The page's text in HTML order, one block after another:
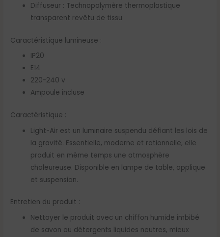
Diffuseur : Technopolymère thermoplastique
transparent revêtu de tissu
Caractéristique lumineuse :
IP20
E14
220-240 v
Ampoule incluse
Caractéristique :
Light-Air est un luminaire suspendu défiant les lois de
la gravité. Essentielle, moderne et rationnelle, elle
produit en même temps une atmosphère
chaleureuse. Disponible en lampe de table, applique
et suspension.
Entretien du produit :
Nettoyer le produit avec un chiffon humide imbibé
de savon ou détergents liquides neutres, mieux